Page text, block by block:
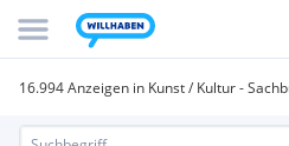
16.994 Anzeigen in Kunst / Kultur -